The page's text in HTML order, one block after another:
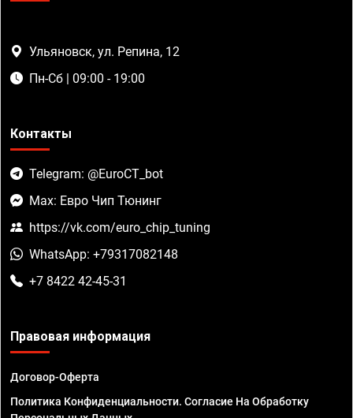
Ульяновск, ул. Репина, 12
Пн-Сб | 09:00 - 19:00
Контакты
Telegram: @EuroCT_bot
Max: Евро Чип Тюнинг
https://vk.com/euro_chip_tuning
WhatsApp: +79317082148
+7 8422 42-45-31
Правовая информация
Договор-Оферта
Политика Конфиденциальности. Согласие На Обработку